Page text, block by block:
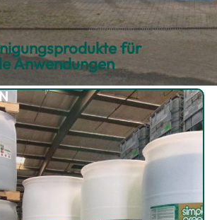
für
Anwendungen